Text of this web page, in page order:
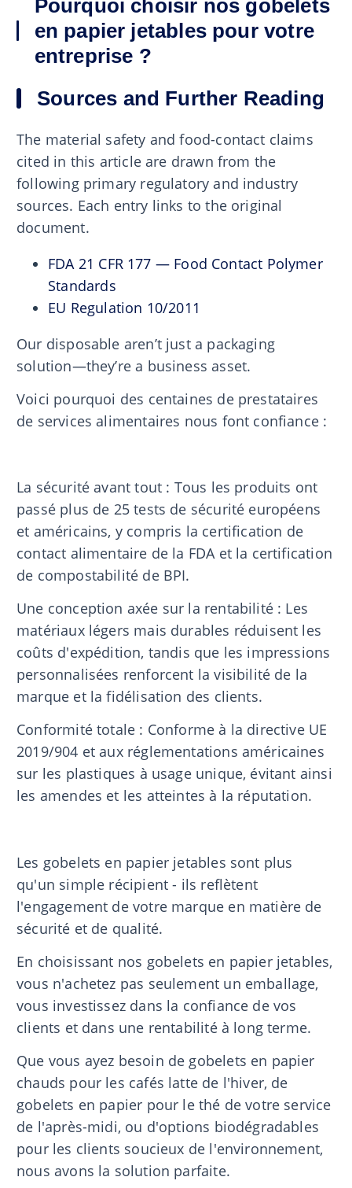
Pourquoi choisir nos gobelets
en papier jetables pour votre
entreprise ?
Sources and Further Reading
The material safety and food-contact claims
cited in this article are drawn from the
following primary regulatory and industry
sources. Each entry links to the original
document.
FDA 21 CFR 177 — Food Contact Polymer
Standards
EU Regulation 10/2011
Our disposable aren’t just a packaging
solution—they’re a business asset.
Voici pourquoi des centaines de prestataires
de services alimentaires nous font confiance :
La sécurité avant tout : Tous les produits ont
passé plus de 25 tests de sécurité européens
et américains, y compris la certification de
contact alimentaire de la FDA et la certification
de compostabilité de BPI.
Une conception axée sur la rentabilité : Les
matériaux légers mais durables réduisent les
coûts d'expédition, tandis que les impressions
personnalisées renforcent la visibilité de la
marque et la fidélisation des clients.
Conformité totale : Conforme à la directive UE
2019/904 et aux réglementations américaines
sur les plastiques à usage unique, évitant ainsi
les amendes et les atteintes à la réputation.
Les gobelets en papier jetables sont plus
qu'un simple récipient - ils reflètent
l'engagement de votre marque en matière de
sécurité et de qualité.
En choisissant nos gobelets en papier jetables,
vous n'achetez pas seulement un emballage,
vous investissez dans la confiance de vos
clients et dans une rentabilité à long terme.
Que vous ayez besoin de gobelets en papier
chauds pour les cafés latte de l'hiver, de
gobelets en papier pour le thé de votre service
de l'après-midi, ou d'options biodégradables
pour les clients soucieux de l'environnement,
nous avons la solution parfaite.